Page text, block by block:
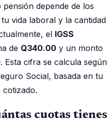
depende de los
vida laboral y la cantidad
el IGSS
de Q340.00 y un monto
. Esta cifra se calcula según
Social, basada en tu
cotizado.
cuotas tienes